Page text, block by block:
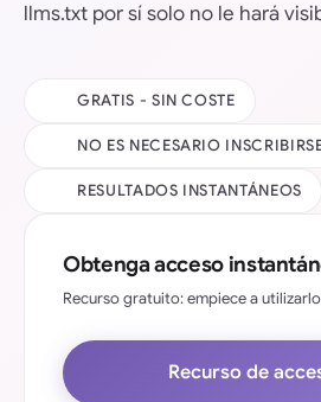
llms.txt por sí solo no le hará
GRATIS - SIN COSTE
NO ES NECESARIO
RESULTADOS INSTANTÁNEOS
Obtenga acceso
Recurso gratuito: empiece a
Recurso de